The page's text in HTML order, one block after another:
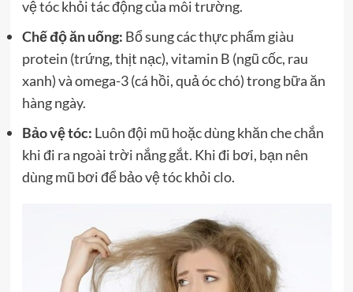
vệ tóc khỏi tác động của môi trường.
Chế độ ăn uống: Bổ sung các thực phẩm giàu
protein (trứng, thịt nạc), vitamin B (ngũ cốc, rau
xanh) và omega-3 (cá hồi, quả óc chó) trong bữa ăn
hàng ngày.
Bảo vệ tóc: Luôn đội mũ hoặc dùng khăn che chắn
khi đi ra ngoài trời nắng gắt. Khi đi bơi, bạn nên
dùng mũ bơi để bảo vệ tóc khỏi clo.